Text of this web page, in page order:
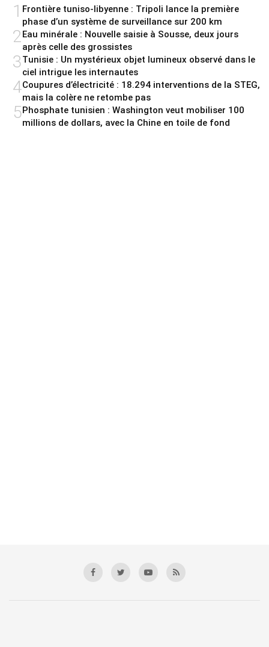
1 Frontière tuniso-libyenne : Tripoli lance la première
phase d’un système de surveillance sur 200 km
2 Eau minérale : Nouvelle saisie à Sousse, deux jours
après celle des grossistes
3Tunisie : Un mystérieux objet lumineux observé dans le
ciel intrigue les internautes
4Coupures d’électricité : 18.294 interventions de la STEG,
mais la colère ne retombe pas
5Phosphate tunisien : Washington veut mobiliser 100
millions de dollars, avec la Chine en toile de fond